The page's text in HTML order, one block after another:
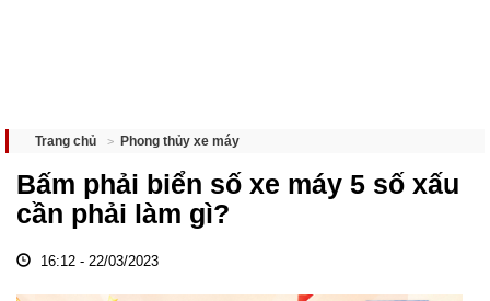
Trang chủ Phong thủy xe máy
Bấm phải biển số xe máy 5 số xấu
cần phải làm gì?
16:12 - 22/03/2023